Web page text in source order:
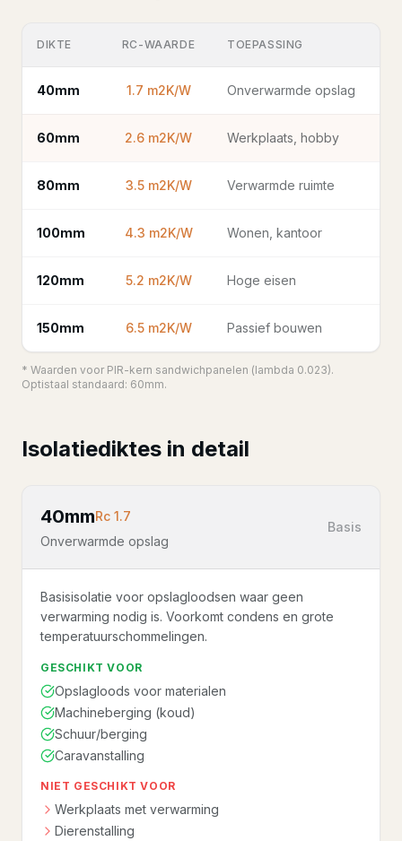
DIKTE RC-WAARDE TOEPASSING
40mm 1.7 m2K/W Onverwarmde opslag
60mm 2.6 m2K/W Werkplaats, hobby
80mm 3.5 m2K/W Verwarmde ruimte
100mm 4.3 m2K/W Wonen, kantoor
120mm 5.2 m2K/W Hoge eisen
150mm 6.5 m2K/W Passief bouwen
* Waarden voor PIR-kern sandwichpanelen (lambda 0.023).
Optistaal standaard: 60mm.
Isolatiediktes in detail
40mmRc 1.7
Onverwarmde opslag
Basis
Basisisolatie voor opslagloodsen waar geen
verwarming nodig is. Voorkomt condens en grote
temperatuurschommelingen.
GESCHIKT VOOR
Opslagloods voor materialen
Machineberging (koud)
Schuur/berging
Caravanstalling
NIET GESCHIKT VOOR
Werkplaats met verwarming
Dierenstalling